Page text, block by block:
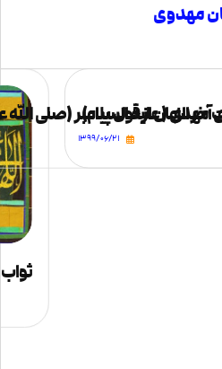
مهدوی
الزمان از قول پیامبر (صلی الله
۱۳۹۹/۰۶/۲۱
( علیه السلام)